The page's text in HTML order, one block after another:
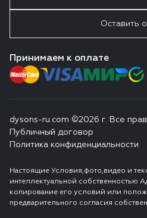
Оставить
Принимаем к оплате
dysons-ru.com ©2026 г. Все
Публичный договор
Политика конфиденциальности
Настоящие Условия,фото,видео и
интеллектуальной собственностью
копирование его условий или
предварительного согласия